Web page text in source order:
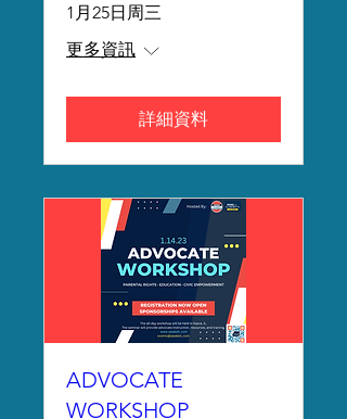
1月25日周三
更多資訊
詳細資料
ADVOCATE
WORKSHOP